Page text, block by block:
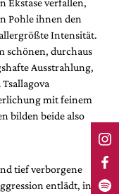
Pohle ihnen den
Intensität.
schönen, durchaus
Ausstrahlung,
mit feinem
bilden beide also
tief verborgene
entlädt, in